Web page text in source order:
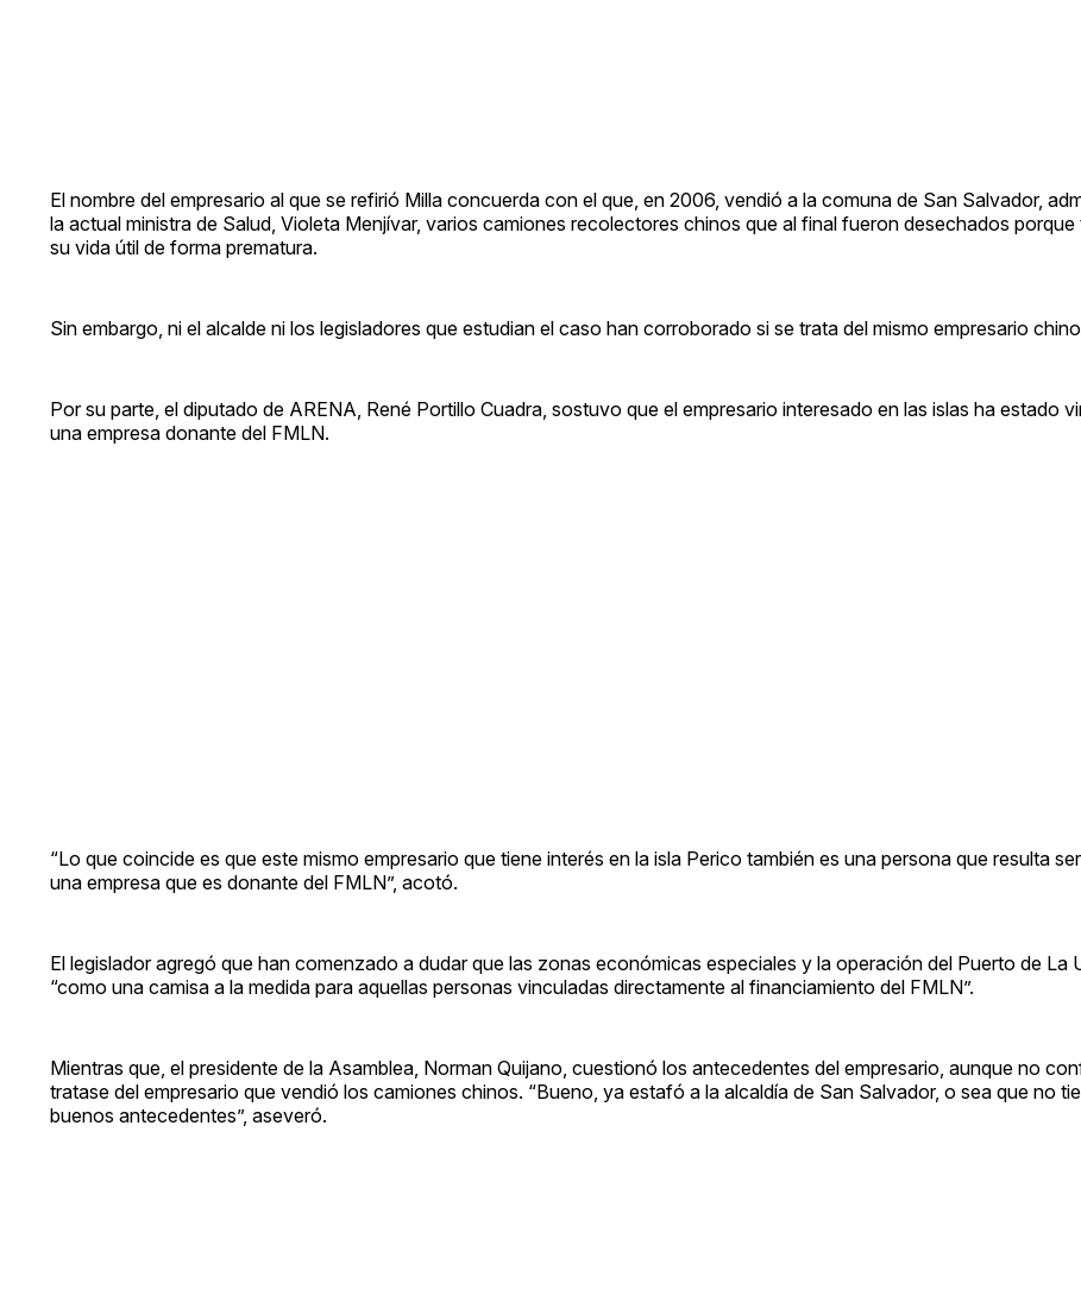
El nombre del empresario al que se refirió Milla concuerda con el que, en 2006, vendió a la comuna de San Salvador,
la actual ministra de Salud, Violeta Menjívar, varios camiones recolectores chinos que al final fueron desechados porque
su vida útil de forma prematura.
Sin embargo, ni el alcalde ni los legisladores que estudian el caso han corroborado si se trata del mismo empresario
Por su parte, el diputado de ARENA, René Portillo Cuadra, sostuvo que el empresario interesado en las islas ha estado
una empresa donante del FMLN.
“Lo que coincide es que este mismo empresario que tiene interés en la isla Perico también es una persona que resulta
una empresa que es donante del FMLN”, acotó.
El legislador agregó que han comenzado a dudar que las zonas económicas especiales y la operación del Puerto de La
“como una camisa a la medida para aquellas personas vinculadas directamente al financiamiento del FMLN”.
Mientras que, el presidente de la Asamblea, Norman Quijano, cuestionó los antecedentes del empresario, aunque no
tratase del empresario que vendió los camiones chinos. “Bueno, ya estafó a la alcaldía de San Salvador, o sea que no
buenos antecedentes”, aseveró.